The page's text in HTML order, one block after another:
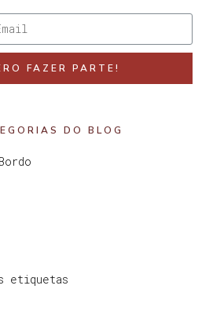
FAZER PARTE!
DO BLOG
etiquetas